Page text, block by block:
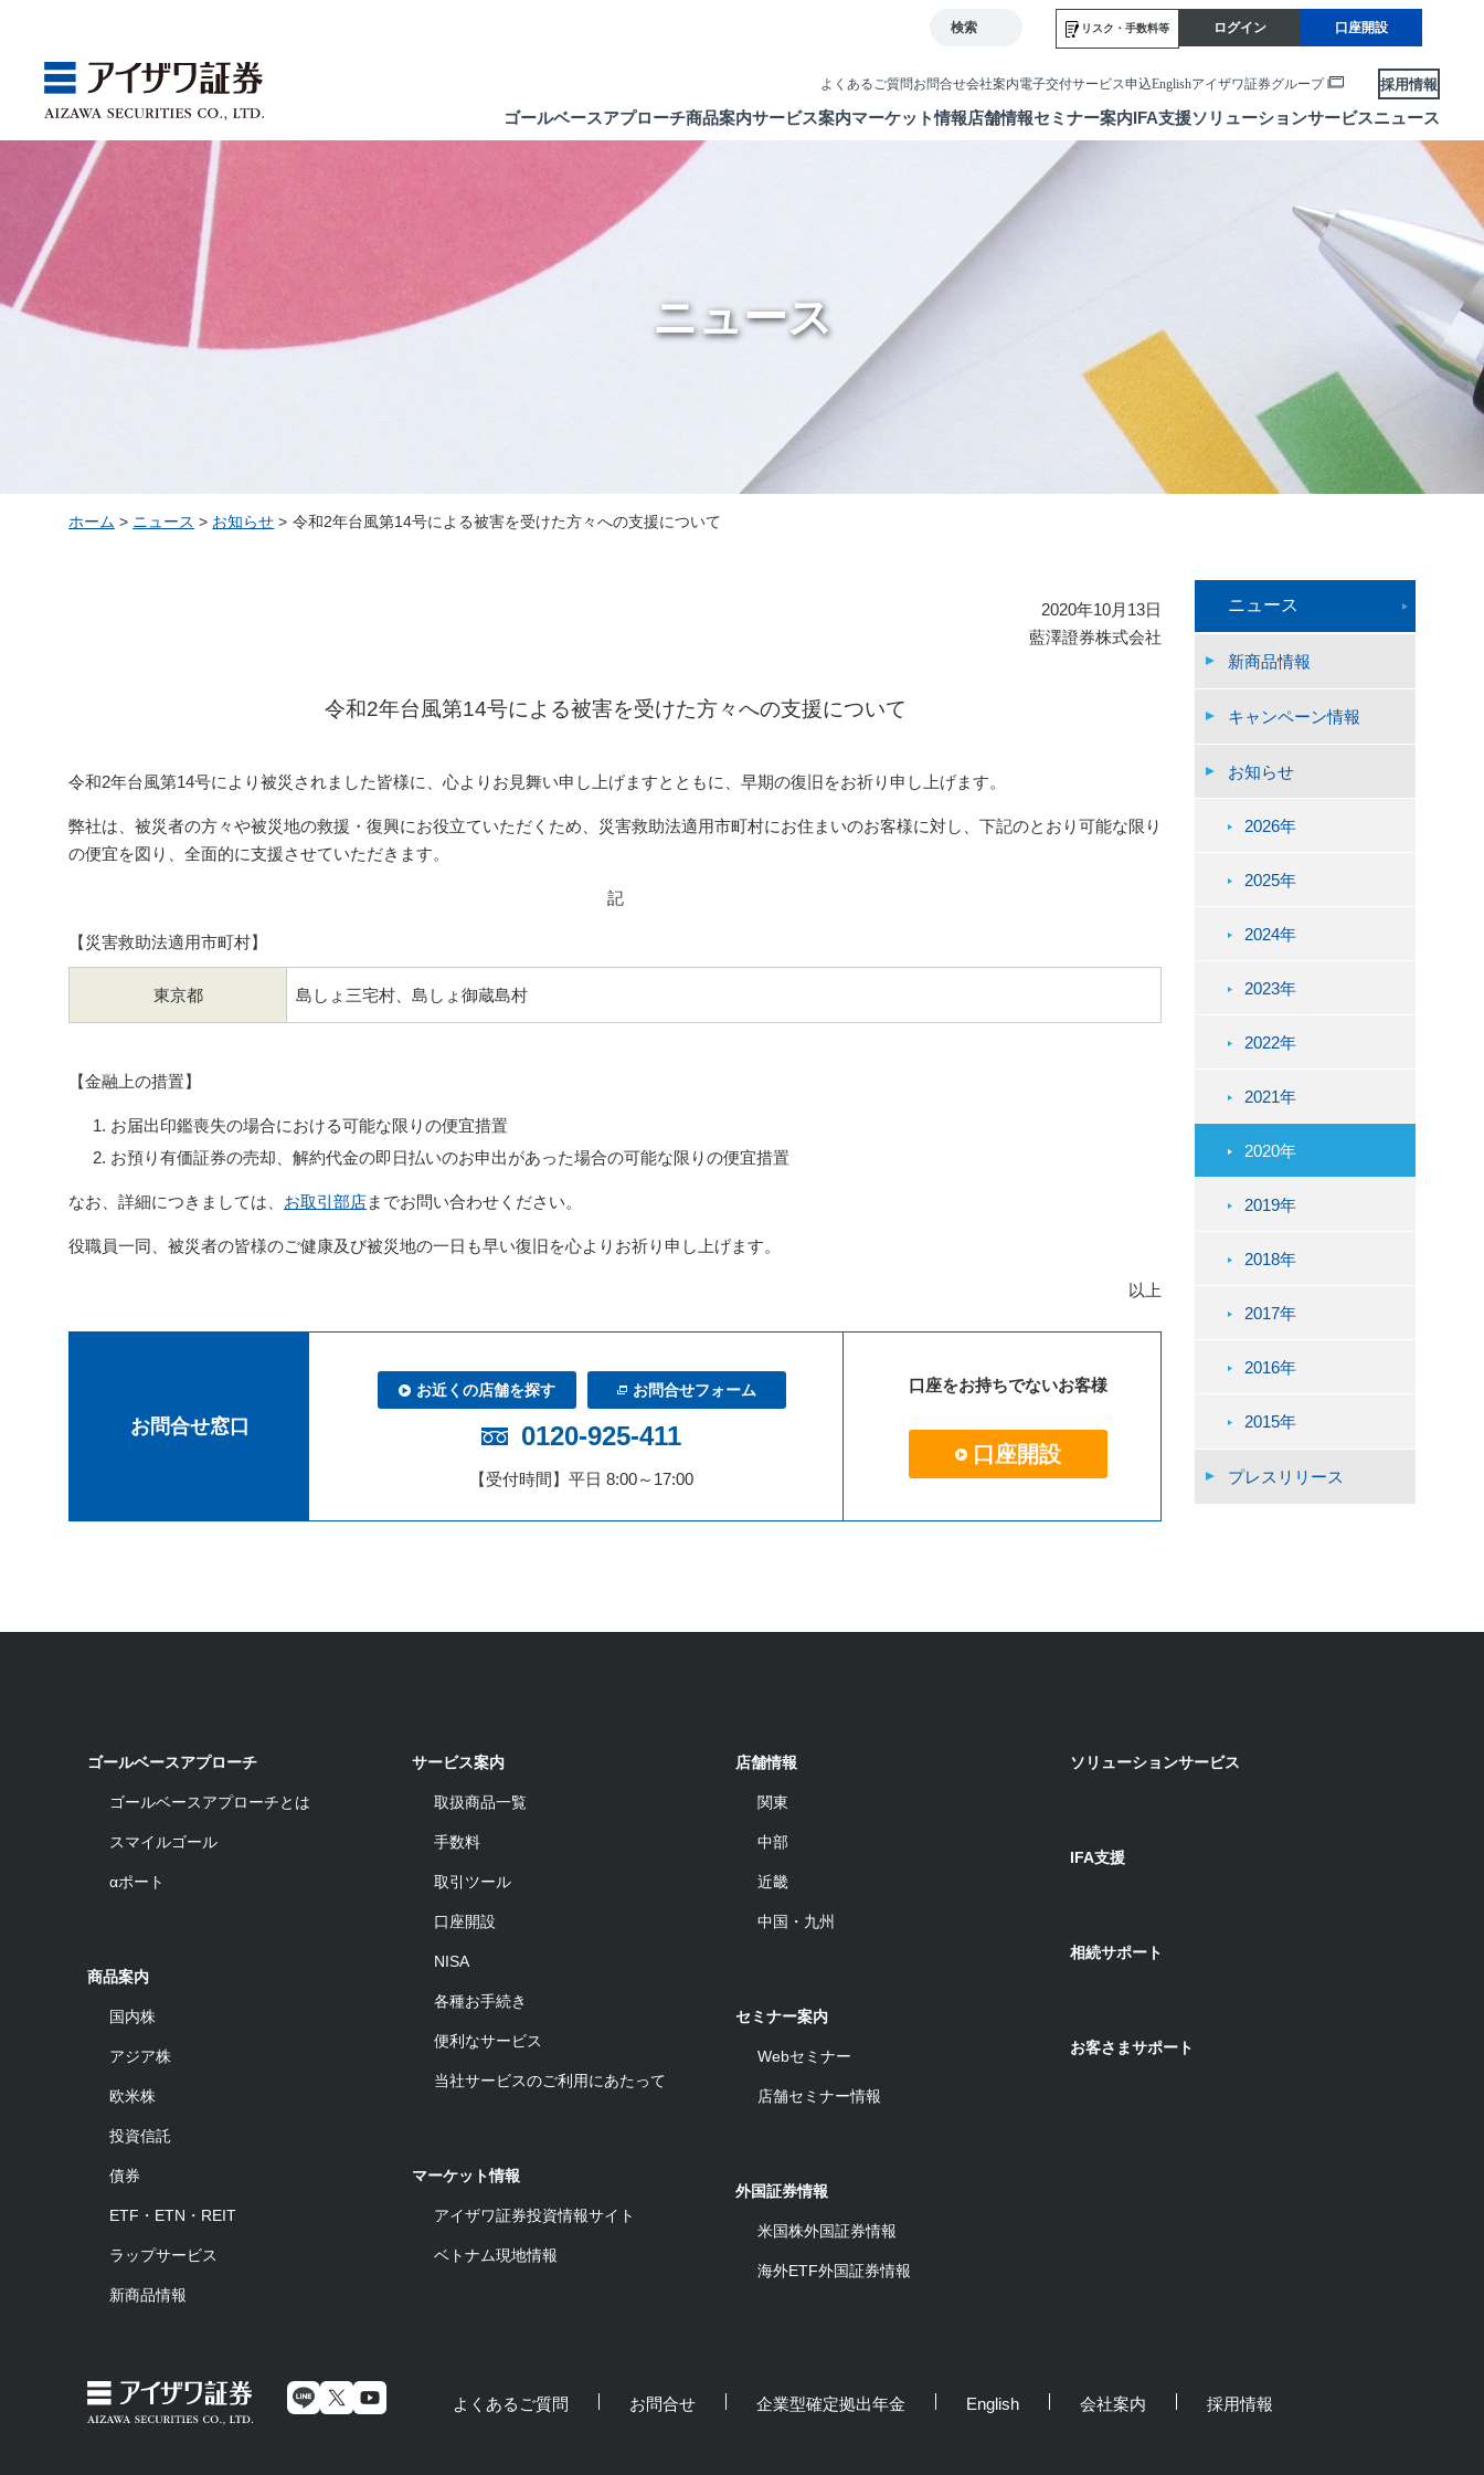
検索 リスク・ 手数料等 ログイン 口座開設
よくあるご質問お問合せ会社案内電子交付サービス申込Englishアイザワ証券グループ 採用情報
ゴールベースアプローチ
GBA
ゴールベースアプローチ
商品案内
Products
投資信託
債券
新商品情報
サービス案内
Service
マーケット情報
Market
店舗情報
Store
中国・九州
セミナー案内
Seminar
IFA支援ソリューションサービスニュース
ニュース
ホーム > ニュース > お知らせ > 令和2年台風第14号による被害を受けた方々への支援について
2020年10月13日
藍澤證券株式会社
令和2年台風第14号による被害を受けた方々への支援について
令和2年台風第14号により被災されました皆様に、心よりお見舞い申し上げますとともに、早期の復旧をお祈り申し上げます。
弊社は、被災者の方々や被災地の救援・復興にお役立ていただくため、災害救助法適用市町村にお住まいのお客様に対し、下記のとおり可能な限り
の便宜を図り、全面的に支援させていただきます。
記
【災害救助法適用市町村】
東京都 島しょ三宅村、島しょ御蔵島村
【金融上の措置】
お届出印鑑喪失の場合における可能な限りの便宜措置
お預り有価証券の売却、解約代金の即日払いのお申出があった場合の可能な限りの便宜措置
なお、詳細につきましては、 お取引部店までお問い合わせください。
役職員一同、被災者の皆様のご健康及び被災地の一日も早い復旧を心よりお祈り申し上げます。
以上
お問合せ窓口
お近くの店舗を探す お問合せフォーム
0120-925-411
【受付時間】平日 8:00～17:00
口座をお持ちでないお客様
口座開設
ニュース
新商品情報
キャンペーン情報
お知らせ
2026年
2025年
2024年
2023年
2022年
2021年
2020年
2019年
2018年
2017年
2016年
2015年
プレスリリース
ゴールベースアプローチ
ゴールベースアプローチとは
スマイルゴール
αポート
商品案内
国内株
アジア株
欧米株
投資信託
債券
ETF・ETN・REIT
ラップサービス
新商品情報
サービス案内
取扱商品一覧
手数料
取引ツール
口座開設
NISA
各種お手続き
便利なサービス
当社サービスのご利用にあたって
マーケット情報
アイザワ証券投資情報サイト
ベトナム現地情報
店舗情報
関東
中部
近畿
中国・九州
セミナー案内
Webセミナー
店舗セミナー情報
外国証券情報
米国株外国証券情報
海外ETF外国証券情報
ソリューションサービス
IFA支援
相続サポート
お客さまサポート
よくあるご質問 お問合せ 企業型確定拠出年金 English 会社案内 採用情報